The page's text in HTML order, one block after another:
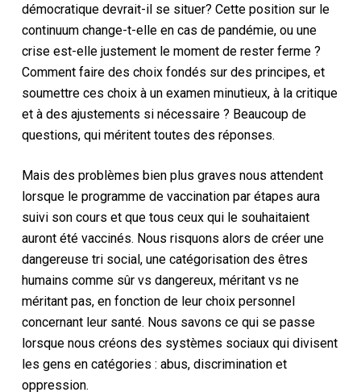
démocratique devrait-il se situer? Cette position sur le
continuum change-t-elleen cas de pandémie, ou une
crise est-elle justement le moment de rester ferme ?
Comment faire des choix fondés sur des principes, et
soumettre ces choix à un examen minutieux, à la critique
et à des ajustements si nécessaire ? Beaucoup de
questions, qui méritent toutes des réponses.
Mais des problèmes bien plus graves nous attendent
lorsque le programme de vaccination par étapes aura
suivi son cours et que tous ceux qui le souhaitaient
auront été vaccinés. Nous risquons alors de créer une
dangereuse tri social, une catégorisation des êtres
humains commesûrvs dangereux, méritant vs ne
méritant pas, en fonction de leur choix personnel
concernant leur santé. Nous savons ce qui se passe
lorsque nous créons des systèmes sociaux qui divisent
les gens en catégories : abus, discrimination et
oppression.